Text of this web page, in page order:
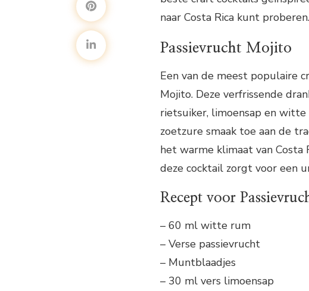
naar Costa Rica kunt proberen.
Passievrucht Mojito
Een van de meest populaire
Mojito. Deze verfrissende
rietsuiker, limoensap en
zoetzure smaak toe aan de
het warme klimaat van Costa
deze cocktail zorgt voor een
Recept voor
– 60 ml witte rum
– Verse passievrucht
– Muntblaadjes
– 30 ml vers limoensap